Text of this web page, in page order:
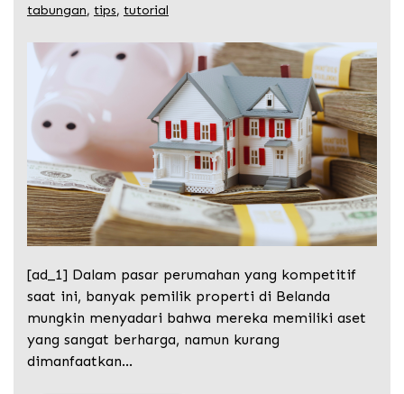
tabungan, tips, tutorial
[ad_1] Dalam pasar perumahan yang kompetitif
saat ini, banyak pemilik properti di Belanda
mungkin menyadari bahwa mereka memiliki aset
yang sangat berharga, namun kurang
dimanfaatkan…